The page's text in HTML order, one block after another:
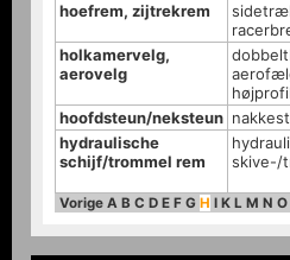
hoefrem, zijtrekrem
holkamervelg,
aerovelg
hoofdsteun/neksteun
hydraulische
schijf/trommel rem
skive-/
Vorige A B C D E F G H I K L M N O